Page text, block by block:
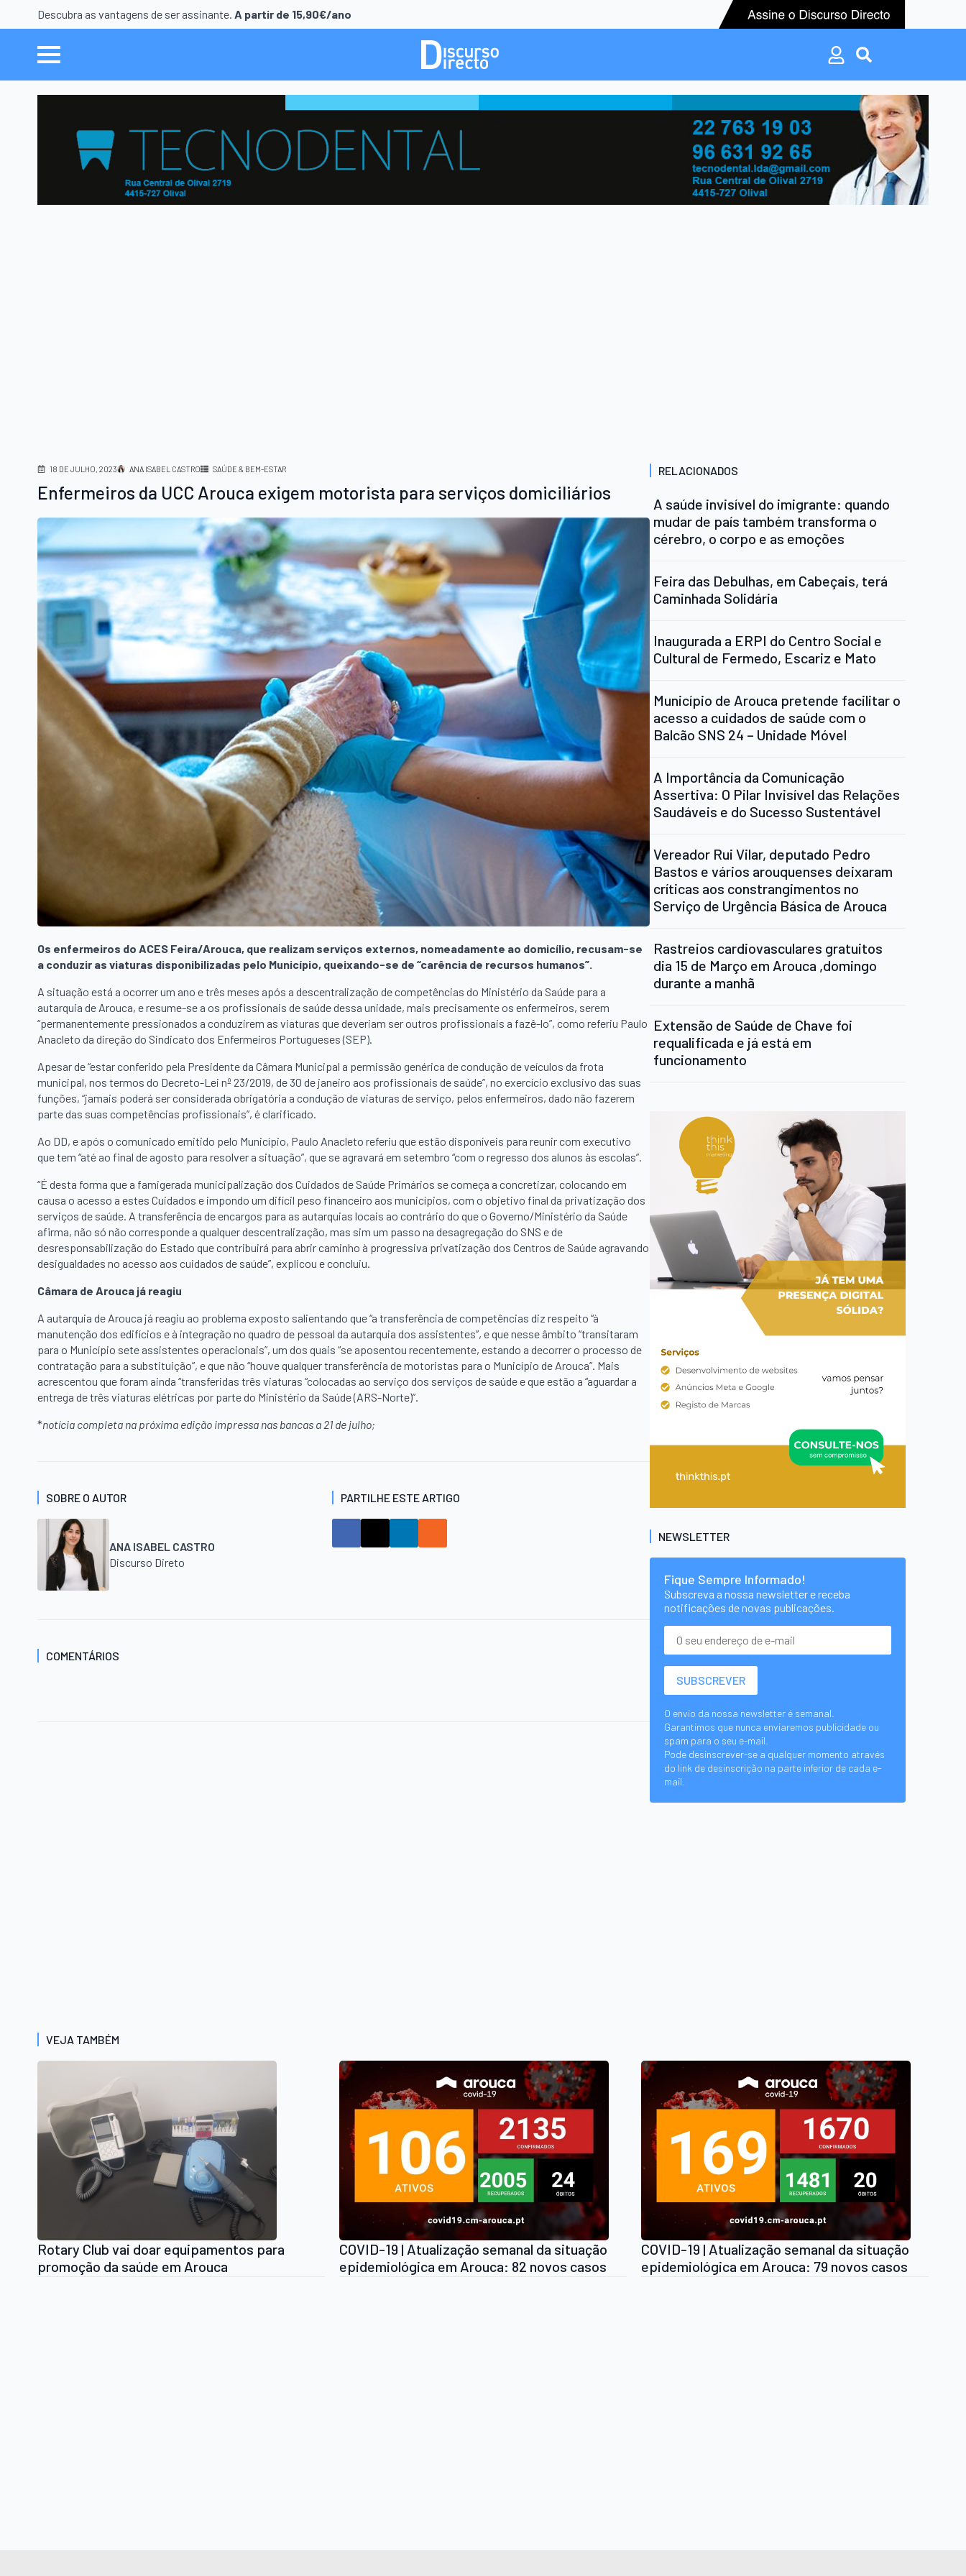
Descubra as vantagens de ser assinante. A partir de 15,90€/ano
Search
for:
Search
for:
18 DE JULHO, 2023 ANA ISABEL CASTRO SAÚDE & BEM-ESTAR
Enfermeiros da UCC Arouca exigem motorista para serviços domiciliários
Os enfermeiros do ACES Feira/Arouca, que realizam serviços externos, nomeadamente ao domicílio, recusam-se
a conduzir as viaturas disponibilizadas pelo Município, queixando-se de “carência de recursos humanos”.
A situação está a ocorrer um ano e três meses após a descentralização de competências do Ministério da Saúde para a
autarquia de Arouca, e resume-se a os profissionais de saúde dessa unidade, mais precisamente os enfermeiros, serem
“permanentemente pressionados a conduzirem as viaturas que deveriam ser outros profissionais a fazê-lo”, como referiu Paulo
Anacleto da direção do Sindicato dos Enfermeiros Portugueses (SEP).
Apesar de “estar conferido pela Presidente da Câmara Municipal a permissão genérica de condução de veículos da frota
municipal, nos termos do Decreto-Lei nº 23/2019, de 30 de janeiro aos profissionais de saúde”, no exercício exclusivo das suas
funções, “jamais poderá ser considerada obrigatória a condução de viaturas de serviço, pelos enfermeiros, dado não fazerem
parte das suas competências profissionais”, é clarificado.
Ao DD, e após o comunicado emitido pelo Município, Paulo Anacleto referiu que estão disponíveis para reunir com executivo
que tem “até ao final de agosto para resolver a situação”, que se agravará em setembro “com o regresso dos alunos às escolas”.
“É desta forma que a famigerada municipalização dos Cuidados de Saúde Primários se começa a concretizar, colocando em
causa o acesso a estes Cuidados e impondo um difícil peso financeiro aos municípios, com o objetivo final da privatização dos
serviços de saúde. A transferência de encargos para as autarquias locais ao contrário do que o Governo/Ministério da Saúde
afirma, não só não corresponde a qualquer descentralização, mas sim um passo na desagregação do SNS e de
desresponsabilização do Estado que contribuirá para abrir caminho à progressiva privatização dos Centros de Saúde agravando
desigualdades no acesso aos cuidados de saúde”, explicou e concluiu.
Câmara de Arouca já reagiu
A autarquia de Arouca já reagiu ao problema exposto salientando que “a transferência de competências diz respeito “à
manutenção dos edifícios e à integração no quadro de pessoal da autarquia dos assistentes”, e que nesse âmbito “transitaram
para o Município sete assistentes operacionais”, um dos quais “se aposentou recentemente, estando a decorrer o processo de
contratação para a substituição”, e que não “houve qualquer transferência de motoristas para o Município de Arouca”. Mais
acrescentou que foram ainda “transferidas três viaturas “colocadas ao serviço dos serviços de saúde e que estão a “aguardar a
entrega de três viaturas elétricas por parte do Ministério da Saúde (ARS-Norte)”.
*notícia completa na próxima edição impressa nas bancas a 21 de julho;
SOBRE O AUTOR
ANA ISABEL CASTRO
Discurso Direto
PARTILHE ESTE ARTIGO
COMENTÁRIOS
RELACIONADOS
A saúde invisível do imigrante: quando
mudar de país também transforma o
cérebro, o corpo e as emoções
Feira das Debulhas, em Cabeçais, terá
Caminhada Solidária
Inaugurada a ERPI do Centro Social e
Cultural de Fermedo, Escariz e Mato
Município de Arouca pretende facilitar o
acesso a cuidados de saúde com o
Balcão SNS 24 – Unidade Móvel
A Importância da Comunicação
Assertiva: O Pilar Invisível das Relações
Saudáveis e do Sucesso Sustentável
Vereador Rui Vilar, deputado Pedro
Bastos e vários arouquenses deixaram
críticas aos constrangimentos no
Serviço de Urgência Básica de Arouca
Rastreios cardiovasculares gratuitos
dia 15 de Março em Arouca ,domingo
durante a manhã
Extensão de Saúde de Chave foi
requalificada e já está em
funcionamento
NEWSLETTER
Fique Sempre Informado!
Subscreva a nossa newsletter e receba
notificações de novas publicações.
O envio da nossa newsletter é semanal.
Garantimos que nunca enviaremos publicidade ou
spam para o seu e-mail.
Pode desinscrever-se a qualquer momento através
do link de desinscrição na parte inferior de cada e-
mail.
VEJA TAMBÉM
Rotary Club vai doar equipamentos para
promoção da saúde em Arouca
COVID-19 | Atualização semanal da situação
epidemiológica em Arouca: 82 novos casos
COVID-19 | Atualização semanal da situação
epidemiológica em Arouca: 79 novos casos